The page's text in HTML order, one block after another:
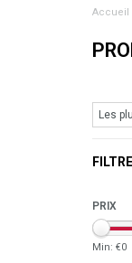
Accueil
PRIX
Min: €0